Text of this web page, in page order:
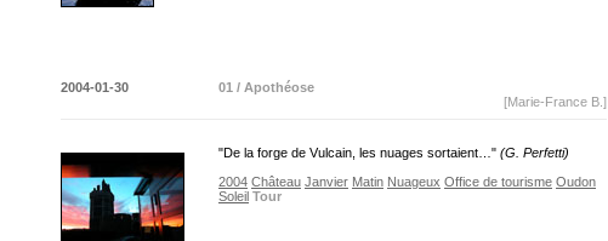
2004-01-30
01 / Apothéose
[Marie-France B.]
"De la forge de Vulcain, les nuages sortaient…" (G. Perfetti)
2004 Château Janvier Matin Nuageux Office de tourisme Oudon
Soleil Tour